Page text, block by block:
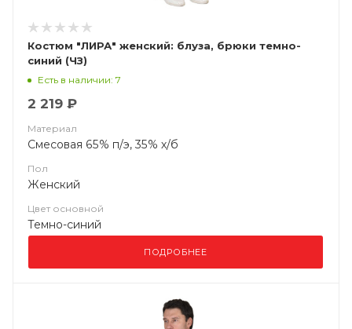
Костюм "ЛИРА" женский: блуза, брюки темно-
синий (ЧЗ)
Есть в наличии: 7
2 219 ₽
Материал
Смесовая 65% п/э, 35% х/б
Пол
Женский
Цвет основной
Темно-синий
ПОДРОБНЕЕ